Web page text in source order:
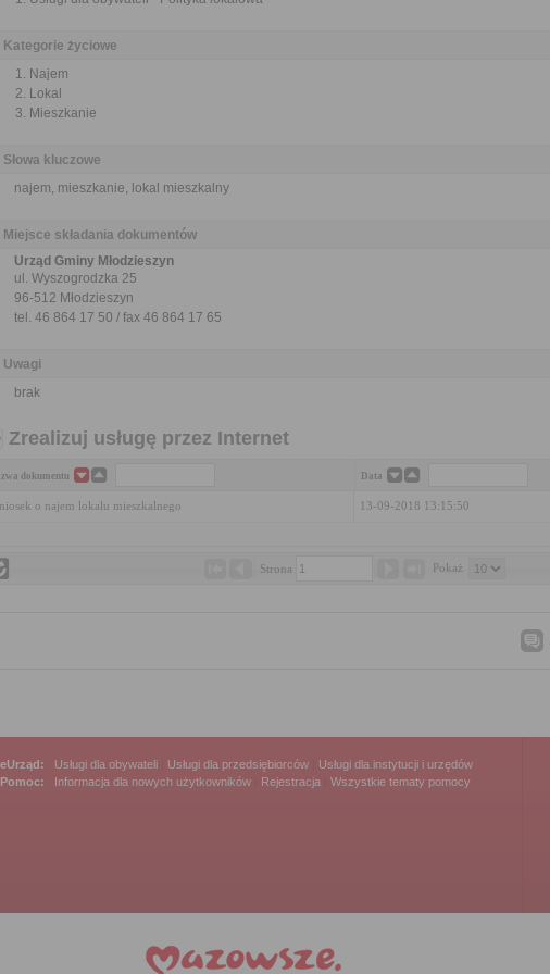
Kategorie życiowe
Najem
Lokal
Mieszkanie
Słowa kluczowe
najem, mieszkanie, lokal mieszkalny
Miejsce składania dokumentów
Urząd Gminy Młodzieszyn
ul. Wyszogrodzka 25
96-512 Młodzieszyn
tel. 46 864 17 50 / fax 46 864 17 65
Uwagi
brak
Zrealizuj usługę przez Internet
dokumentu Data
o najem lokalu mieszkalnego 13-09-2018 13:15:50
Strona Pokaż
eUrząd: Usługi dla obywateli Usługi dla przedsiębiorców
Usługi dla instytucji i urzędów
Pomoc:
Informacja dla nowych użytkowników Rejestracja |Wszystkie tematy pomocy